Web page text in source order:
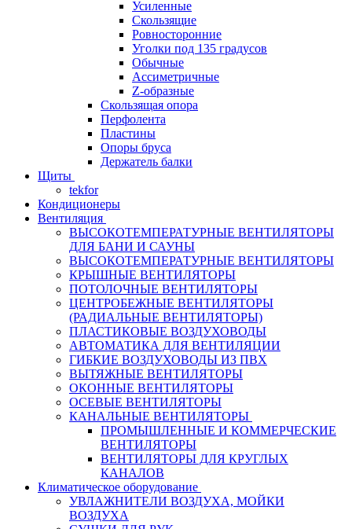
Усиленные
Скользящие
Ровносторонние
Уголки под 135 градусов
Обычные
Ассиметричные
Z-образные
Скользящая опора
Перфолента
Пластины
Опоры бруса
Держатель балки
Щиты
tekfor
Кондиционеры
Вентиляция
ВЫСОКОТЕМПЕРАТУРНЫЕ ВЕНТИЛЯТОРЫ
ДЛЯ БАНИ И САУНЫ
ВЫСОКОТЕМПЕРАТУРНЫЕ ВЕНТИЛЯТОРЫ
КРЫШНЫЕ ВЕНТИЛЯТОРЫ
ПОТОЛОЧНЫЕ ВЕНТИЛЯТОРЫ
ЦЕНТРОБЕЖНЫЕ ВЕНТИЛЯТОРЫ
(РАДИАЛЬНЫЕ ВЕНТИЛЯТОРЫ)
ПЛАСТИКОВЫЕ ВОЗДУХОВОДЫ
АВТОМАТИКА ДЛЯ ВЕНТИЛЯЦИИ
ГИБКИЕ ВОЗДУХОВОДЫ ИЗ ПВХ
ВЫТЯЖНЫЕ ВЕНТИЛЯТОРЫ
ОКОННЫЕ ВЕНТИЛЯТОРЫ
ОСЕВЫЕ ВЕНТИЛЯТОРЫ
КАНАЛЬНЫЕ ВЕНТИЛЯТОРЫ
ПРОМЫШЛЕННЫЕ И КОММЕРЧЕСКИЕ
ВЕНТИЛЯТОРЫ
ВЕНТИЛЯТОРЫ ДЛЯ КРУГЛЫХ
КАНАЛОВ
Климатическое оборудование
УВЛАЖНИТЕЛИ ВОЗДУХА, МОЙКИ
ВОЗДУХА